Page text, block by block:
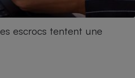
escrocs tentent une